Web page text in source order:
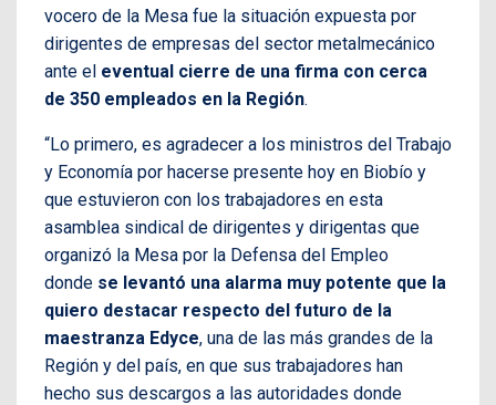
vocero de la Mesa fue la situación expuesta por
dirigentes de empresas del sector metalmecánico
ante el eventual cierre de una firma con cerca
de 350 empleados en la Región.
“Lo primero, es agradecer a los ministros del Trabajo
y Economía por hacerse presente hoy en Biobío y
que estuvieron con los trabajadores en esta
asamblea sindical de dirigentes y dirigentas que
organizó la Mesa por la Defensa del Empleo
donde se levantó una alarma muy potente que la
quiero destacar respecto del futuro de la
maestranza Edyce, una de las más grandes de la
Región y del país, en que sus trabajadores han
hecho sus descargos a las autoridades donde